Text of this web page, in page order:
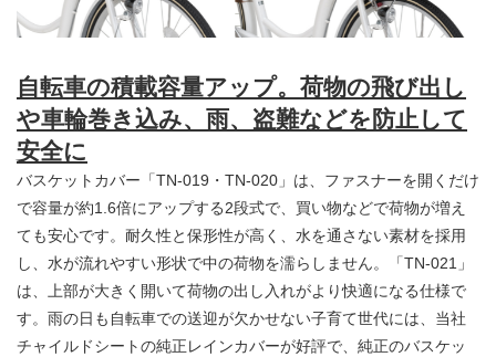
自転車の積載容量アップ。荷物の飛び出し
や車輪巻き込み、雨、盗難などを防止して
安全に
バスケットカバー「TN-019・TN-020」は、ファスナーを開くだけ
で容量が約1.6倍にアップする2段式で、買い物などで荷物が増え
ても安心です。耐久性と保形性が高く、水を通さない素材を採用
し、水が流れやすい形状で中の荷物を濡らしません。「TN-021」
は、上部が大きく開いて荷物の出し入れがより快適になる仕様で
す。雨の日も自転車での送迎が欠かせない子育て世代には、当社
チャイルドシートの純正レインカバーが好評で、純正のバスケッ